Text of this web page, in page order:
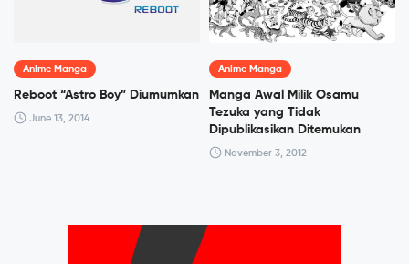
Anime Manga
Reboot “Astro Boy” Diumumkan
June 13, 2014
Anime Manga
Manga Awal Milik Osamu
Tezuka yang Tidak
Dipublikasikan Ditemukan
November 3, 2012